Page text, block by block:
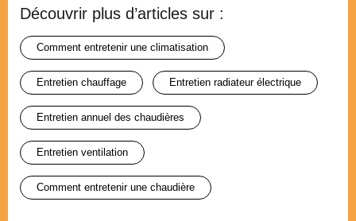
Découvrir plus d’articles sur :
comment entretenir une climatisation
entretien chauffage entretien radiateur électrique
entretien annuel des chaudières
entretien ventilation
comment entretenir une chaudière